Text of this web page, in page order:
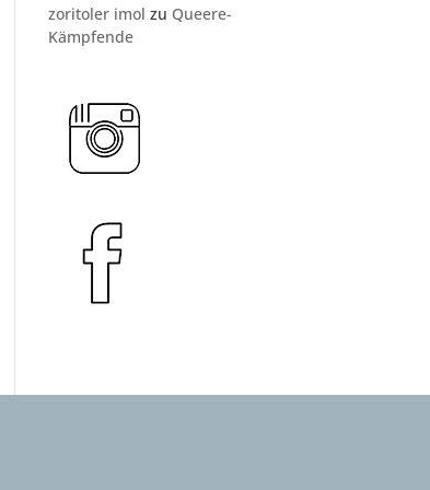
zoritoler imol zu Queere-
Kämpfende